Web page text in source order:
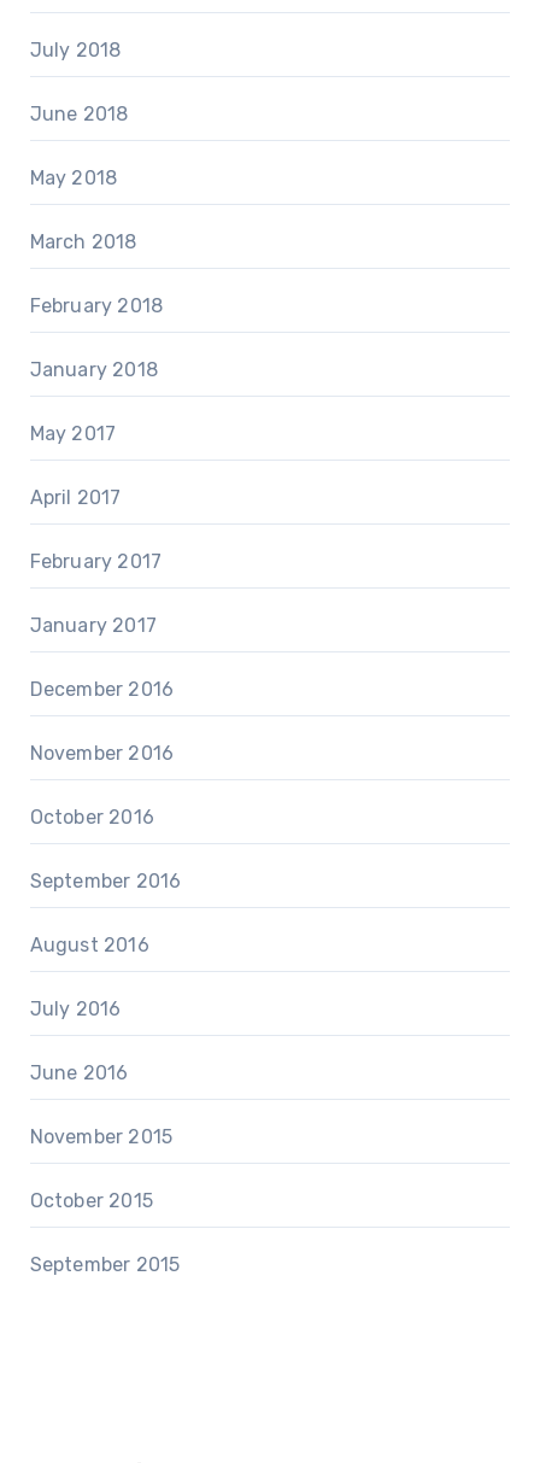
July 2018
June 2018
May 2018
March 2018
February 2018
January 2018
May 2017
April 2017
February 2017
January 2017
December 2016
November 2016
October 2016
September 2016
August 2016
July 2016
June 2016
November 2015
October 2015
September 2015